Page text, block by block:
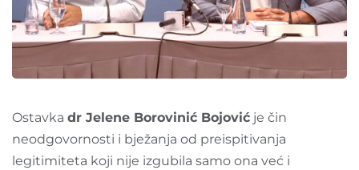
Ostavka dr Jelene Borovinić Bojović je čin
neodgovornosti i bježanja od preispitivanja
legitimiteta koji nije izgubila samo ona već i